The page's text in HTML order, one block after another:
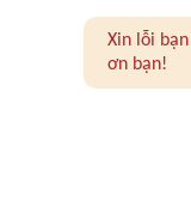
Xin lỗi
ơn bạn!